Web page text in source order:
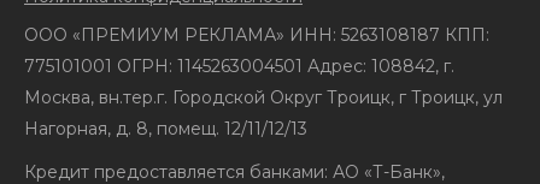
ООО «ПРЕМИУМ РЕКЛАМА» ИНН: 5263108187 КПП:
775101001 ОГРН: 1145263004501 Адрес: 108842, г.
Москва, вн.тер.г. Городской Округ Троицк, г Троицк, ул
Нагорная, д. 8, помещ. 12/11/12/13
Кредит предоставляется банками: АО «Т-Банк»,